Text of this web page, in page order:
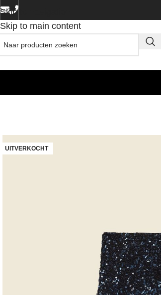
Skip to navigation
Skip to main content
UITVERKOCHT